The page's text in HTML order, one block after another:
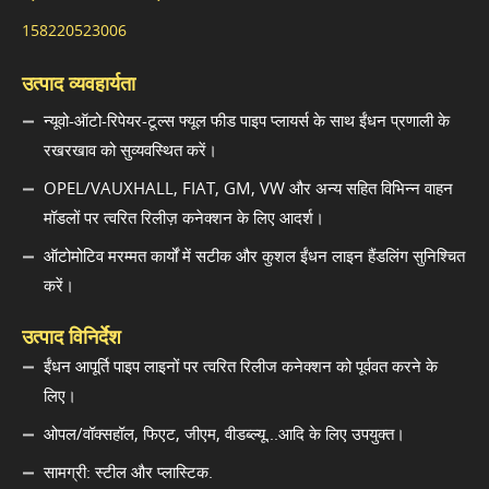
158220523006
उत्पाद व्यवहार्यता
न्यूवो-ऑटो-रिपेयर-टूल्स फ्यूल फीड पाइप प्लायर्स के साथ ईंधन प्रणाली के
रखरखाव को सुव्यवस्थित करें।
OPEL/VAUXHALL, FIAT, GM, VW और अन्य सहित विभिन्न वाहन
मॉडलों पर त्वरित रिलीज़ कनेक्शन के लिए आदर्श।
ऑटोमोटिव मरम्मत कार्यों में सटीक और कुशल ईंधन लाइन हैंडलिंग सुनिश्चित
करें।
उत्पाद विनिर्देश
ईंधन आपूर्ति पाइप लाइनों पर त्वरित रिलीज कनेक्शन को पूर्ववत करने के
लिए।
ओपल/वॉक्सहॉल, फिएट, जीएम, वीडब्ल्यू...आदि के लिए उपयुक्त।
सामग्री: स्टील और प्लास्टिक.